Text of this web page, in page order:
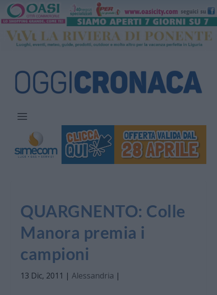
QUARGNENTO: Colle
Manora premia i
campioni
13 Dic, 2011 |Alessandria |